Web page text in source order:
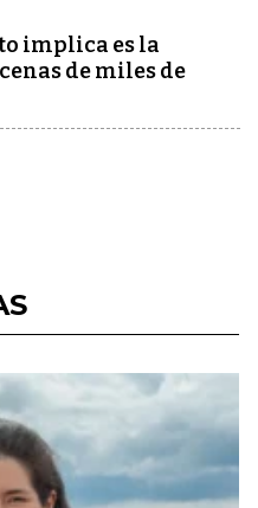
implica es la
de miles de